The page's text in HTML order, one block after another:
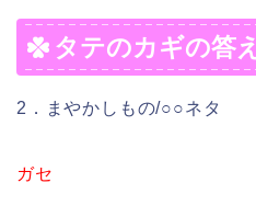
タテのカギの答え
2．まやかしもの/○○ネタ
ガセ